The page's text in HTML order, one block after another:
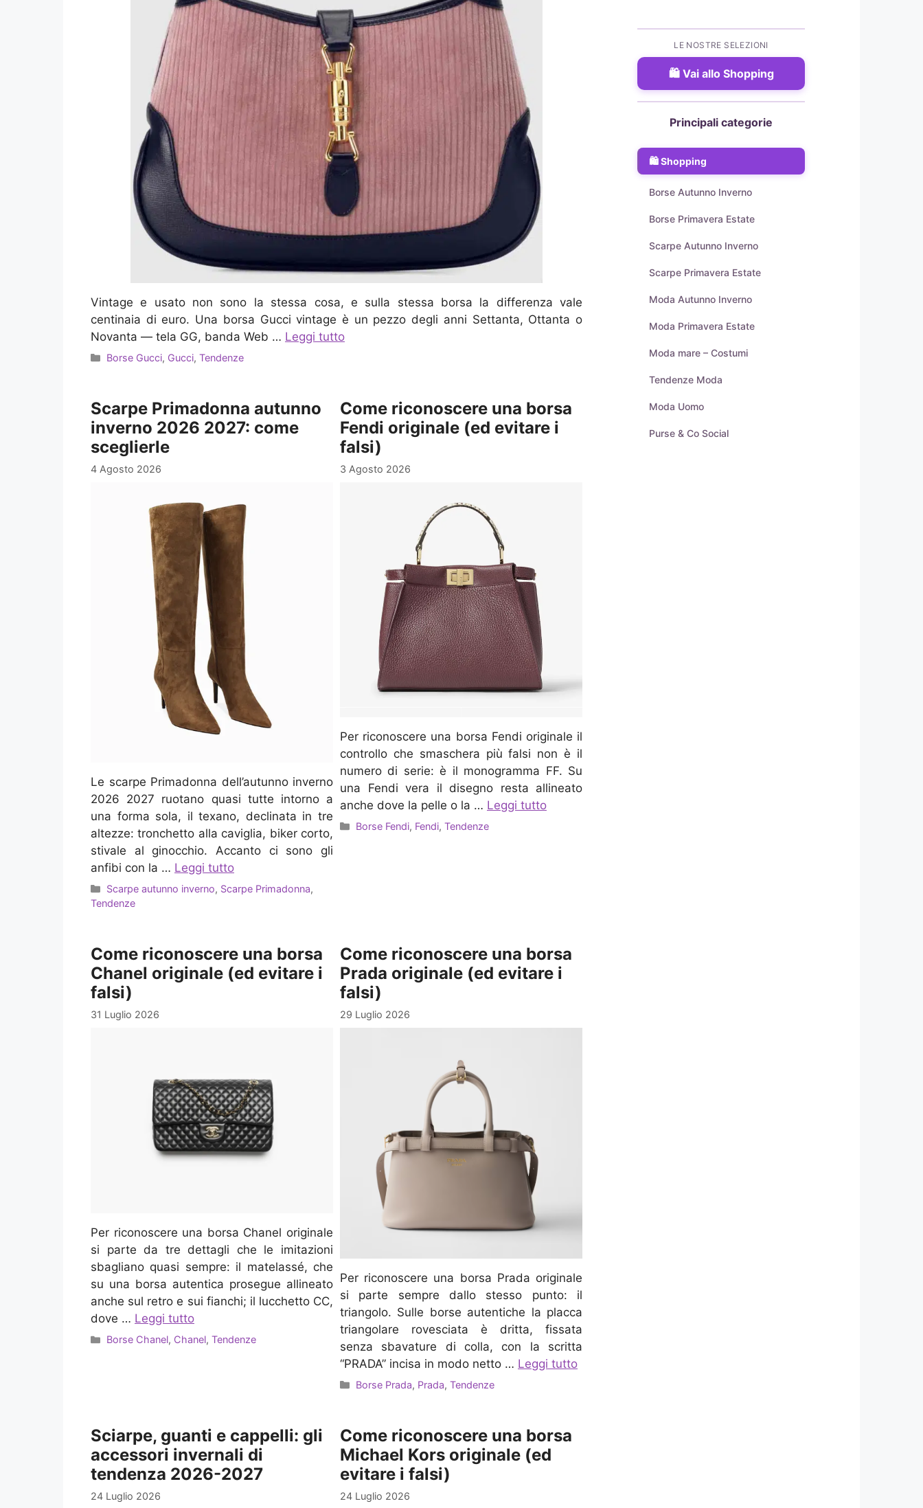
Vintage e usato non sono la stessa cosa, e sulla stessa borsa la differenza vale
centinaia di euro. Una borsa Gucci vintage è un pezzo degli anni Settanta, Ottanta o
Novanta — tela GG, banda Web … Leggi tutto
Categorie
Borse Gucci, Gucci,Tendenze
Scarpe Primadonna autunno
inverno 2026 2027: come
sceglierle
4 Agosto 2026
Le scarpe Primadonna dell’autunno inverno
2026 2027 ruotano quasi tutte intorno a
una forma sola, il texano, declinata in tre
altezze: tronchetto alla caviglia, biker corto,
stivale al ginocchio. Accanto ci sono gli
anfibi con la … Leggi tutto
Categorie
Scarpe autunno inverno, Scarpe Primadonna,
Tendenze
Come riconoscere una borsa
Fendi originale (ed evitare i
falsi)
3 Agosto 2026
Per riconoscere una borsa Fendi originale il
controllo che smaschera più falsi non è il
numero di serie: è il monogramma FF. Su
una Fendi vera il disegno resta allineato
anche dove la pelle o la … Leggi tutto
Categorie
Borse Fendi, Fendi,Tendenze
Come riconoscere una borsa
Chanel originale (ed evitare i
falsi)
31 Luglio 2026
Per riconoscere una borsa Chanel originale
si parte da tre dettagli che le imitazioni
sbagliano quasi sempre: il matelassé, che
su una borsa autentica prosegue allineato
anche sul retro e sui fianchi; il lucchetto CC,
dove … Leggi tutto
Categorie
Borse Chanel, Chanel,Tendenze
Come riconoscere una borsa
Prada originale (ed evitare i
falsi)
29 Luglio 2026
Per riconoscere una borsa Prada originale
si parte sempre dallo stesso punto: il
triangolo. Sulle borse autentiche la placca
triangolare rovesciata è dritta, fissata
senza sbavature di colla, con la scritta
“PRADA” incisa in modo netto … Leggi tutto
Categorie
Borse Prada, Prada,Tendenze
Sciarpe, guanti e cappelli: gli
accessori invernali di
tendenza 2026-2027
24 Luglio 2026
Come riconoscere una borsa
Michael Kors originale (ed
evitare i falsi)
24 Luglio 2026
LE NOSTRE SELEZIONI
Vai allo Shopping
Principali categorie
Shopping
Borse Autunno Inverno
Borse Primavera Estate
Scarpe Autunno Inverno
Scarpe Primavera Estate
Moda Autunno Inverno
Moda Primavera Estate
Moda mare – Costumi
Tendenze Moda
Moda Uomo
Purse & Co Social